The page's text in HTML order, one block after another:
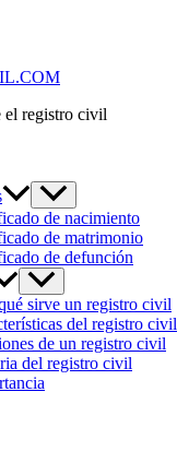
el registro civil
de nacimiento
de matrimonio
de defunción
sirve un registro civil
del registro civil
de un registro civil
del registro civil